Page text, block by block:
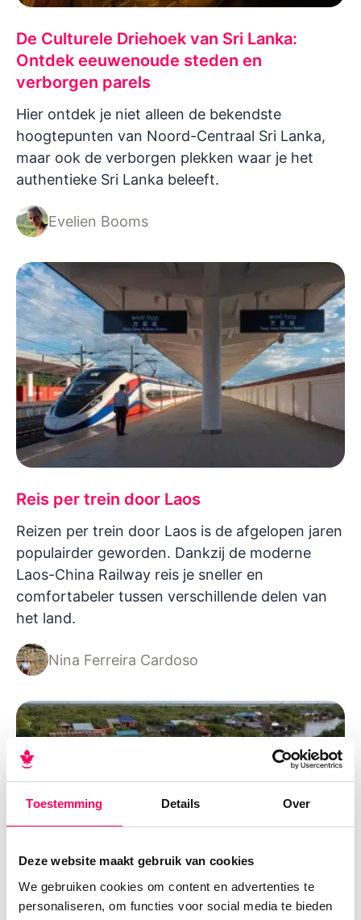
Toestemming Details Over
Deze website maakt gebruik van cookies
We gebruiken cookies om content en advertenties te
personaliseren, om functies voor social media te bieden
De Culturele Driehoek van Sri Lanka:
Ontdek eeuwenoude steden en
verborgen parels
Hier ontdek je niet alleen de bekendste
hoogtepunten van Noord-Centraal Sri Lanka,
maar ook de verborgen plekken waar je het
authentieke Sri Lanka beleeft.
Evelien Booms
Reis per trein door Laos
Reizen per trein door Laos is de afgelopen jaren
populairder geworden. Dankzij de moderne
Laos-China Railway reis je sneller en
comfortabeler tussen verschillende delen van
het land.
Nina Ferreira Cardoso